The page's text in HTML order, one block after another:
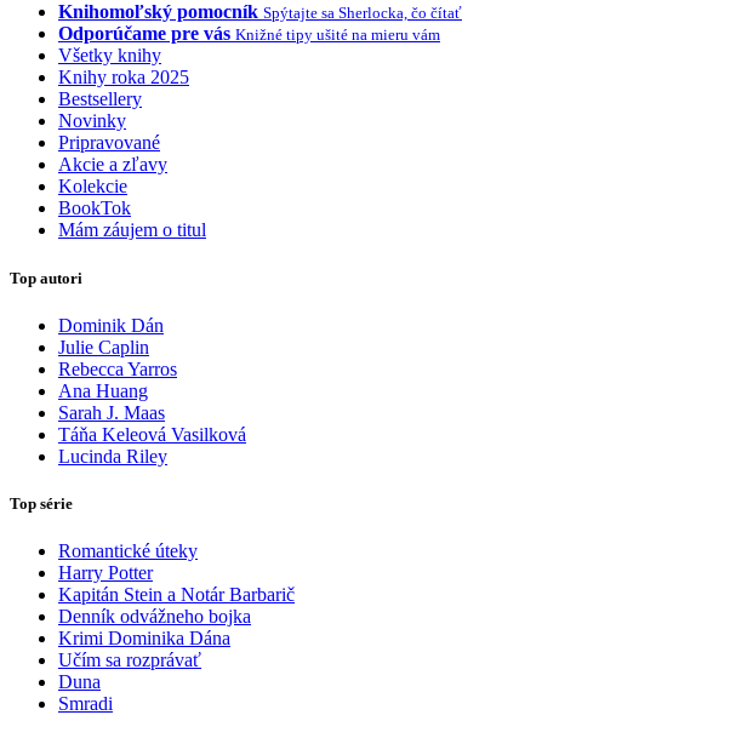
Knihomoľský pomocník Spýtajte sa Sherlocka, čo čítať
Odporúčame pre vás Knižné tipy ušité na mieru vám
Všetky knihy
Knihy roka 2025
Bestsellery
Novinky
Pripravované
Akcie a zľavy
Kolekcie
BookTok
Mám záujem o titul
Top autori
Dominik Dán
Julie Caplin
Rebecca Yarros
Ana Huang
Sarah J. Maas
Táňa Keleová Vasilková
Lucinda Riley
Top série
Romantické úteky
Harry Potter
Kapitán Stein a Notár Barbarič
Denník odvážneho bojka
Krimi Dominika Dána
Učím sa rozprávať
Duna
Smradi